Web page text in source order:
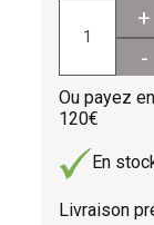
+
-
Ou payez
120
En
Livraison